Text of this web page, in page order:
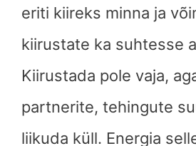
eriti kiireks minna ja
kiirustate ka suhtesse
Kiirustada pole vaja,
partnerite, tehingute
liikuda küll. Energia